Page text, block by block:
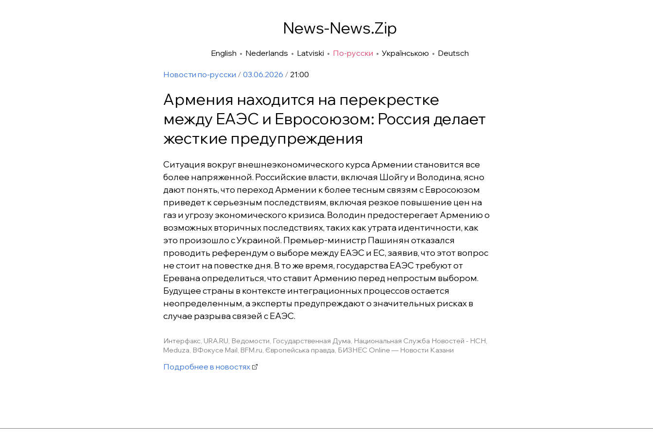
News-News.Zip
English • Nederlands • Latviski • По-русски •Українською • Deutsch
Новости по-русски / 03.06.2026 / 21:00
Армения находится на перекрестке
между ЕАЭС и Евросоюзом: Россия делает
жесткие предупреждения
Ситуация вокруг внешнеэкономического курса Армении становится все
более напряженной. Российские власти, включая Шойгу и Володина, ясно
дают понять, что переход Армении к более тесным связям с Евросоюзом
приведет к серьезным последствиям, включая резкое повышение цен на
газ и угрозу экономического кризиса. Володин предостерегает Армению о
возможных вторичных последствиях, таких как утрата идентичности, как
это произошло с Украиной. Премьер-министр Пашинян отказался
проводить референдум о выборе между ЕАЭС и ЕС, заявив, что этот вопрос
не стоит на повестке дня. В то же время, государства ЕАЭС требуют от
Еревана определиться, что ставит Армению перед непростым выбором.
Будущее страны в контексте интеграционных процессов остается
неопределенным, а эксперты предупреждают о значительных рисках в
случае разрыва связей с ЕАЭС.
Интерфакс, URA.RU, Ведомости, Государственная Дума, Национальная Служба Новостей - НСН,
Meduza, ВФокусе Mail, BFM.ru, Європейська правда, БИЗНЕС Online — Новости Казани
Подробнее в новостях